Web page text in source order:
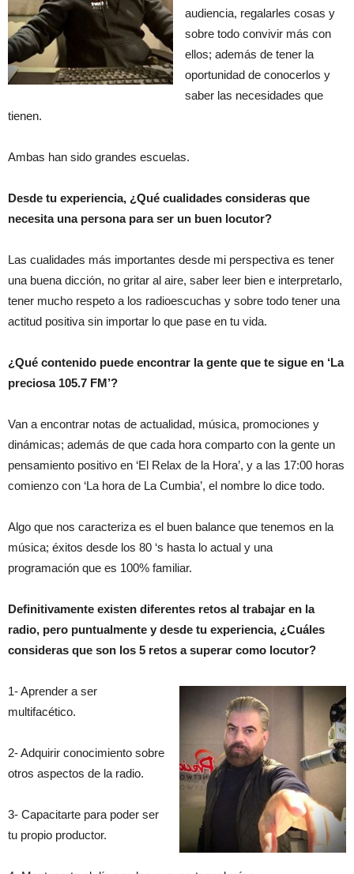
audiencia, regalarles cosas y
sobre todo convivir más con
ellos; además de tener la
oportunidad de conocerlos y
saber las necesidades que
tienen.
Ambas han sido grandes escuelas.
Desde tu experiencia, ¿Qué cualidades consideras que
necesita una persona para ser un buen locutor?
Las cualidades más importantes desde mi perspectiva es tener
una buena dicción, no gritar al aire, saber leer bien e interpretarlo,
tener mucho respeto a los radioescuchas y sobre todo tener una
actitud positiva sin importar lo que pase en tu vida.
¿Qué contenido puede encontrar la gente que te sigue en ‘La
preciosa 105.7 FM’?
Van a encontrar notas de actualidad, música, promociones y
dinámicas; además de que cada hora comparto con la gente un
pensamiento positivo en ‘El Relax de la Hora’, y a las 17:00 horas
comienzo con ‘La hora de La Cumbia’, el nombre lo dice todo.
Algo que nos caracteriza es el buen balance que tenemos en la
música; éxitos desde los 80 ‘s hasta lo actual y una
programación que es 100% familiar.
Definitivamente existen diferentes retos al trabajar en la
radio, pero puntualmente y desde tu experiencia, ¿Cuáles
consideras que son los 5 retos a superar como locutor?
1- Aprender a ser
multifacético.
2- Adquirir conocimiento sobre
otros aspectos de la radio.
3- Capacitarte para poder ser
tu propio productor.